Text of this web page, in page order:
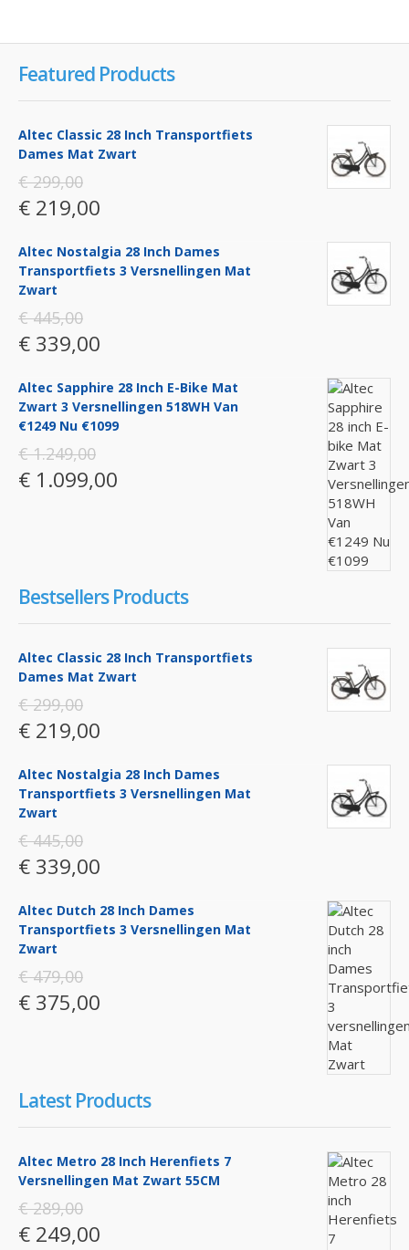
Featured Products
Altec Classic 28 Inch Transportfiets
Dames Mat Zwart
€ 299,00
€ 219,00
Altec Nostalgia 28 Inch Dames
Transportfiets 3 Versnellingen Mat
Zwart
€ 445,00
€ 339,00
Altec Sapphire 28 Inch E-Bike Mat
Zwart 3 Versnellingen 518WH Van
€1249 Nu €1099
€ 1.249,00
€ 1.099,00
Bestsellers Products
Altec Classic 28 Inch Transportfiets
Dames Mat Zwart
€ 299,00
€ 219,00
Altec Nostalgia 28 Inch Dames
Transportfiets 3 Versnellingen Mat
Zwart
€ 445,00
€ 339,00
Altec Dutch 28 Inch Dames
Transportfiets 3 Versnellingen Mat
Zwart
€ 479,00
€ 375,00
Latest Products
Altec Metro 28 Inch Herenfiets 7
Versnellingen Mat Zwart 55CM
€ 289,00
€ 249,00